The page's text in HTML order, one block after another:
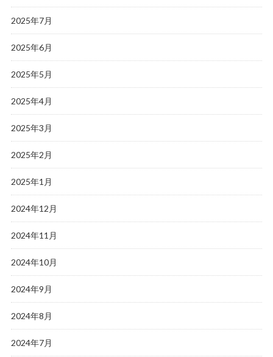
2025年7月
2025年6月
2025年5月
2025年4月
2025年3月
2025年2月
2025年1月
2024年12月
2024年11月
2024年10月
2024年9月
2024年8月
2024年7月